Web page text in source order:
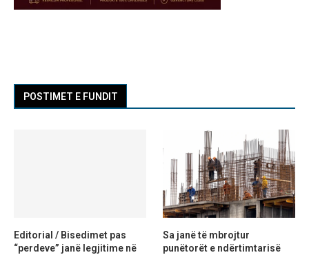
POSTIMET E FUNDIT
Editorial / Bisedimet pas
“perdeve” janë legjitime në
Sa janë të mbrojtur
punëtorët e ndërtimtarisë